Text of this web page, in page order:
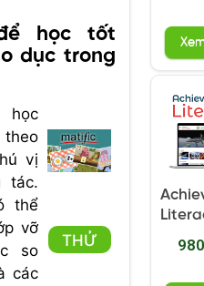
học tốt
dục trong
học
vị
tác.
thể
vỡ
so
các
THỬ